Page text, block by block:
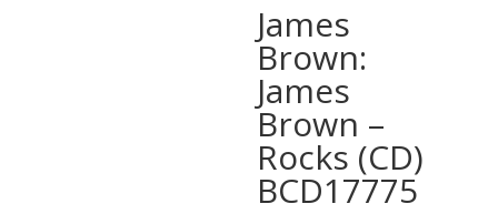
James
Brown:
James
Brown –
Rocks (CD)
BCD17775